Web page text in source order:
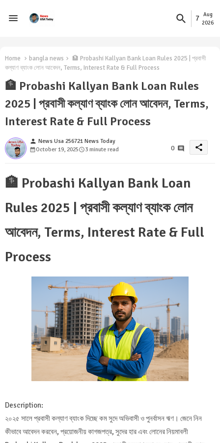
7
Aug
2026
Home bangla news
🏦 Probashi Kallyan Bank Loan Rules 2025 | প্রবাসী
কল্যাণ ব্যাংক লোন আবেদন, Terms, Interest Rate & Full Process
🏦 Probashi Kallyan Bank Loan Rules
2025 | প্রবাসী কল্যাণ ব্যাংক লোন আবেদন, Terms,
Interest Rate & Full Process
person News Usa 256721 News Today
October 19, 2025
3 minute read 0 share
🏦 Probashi Kallyan Bank Loan
Rules 2025 | প্রবাসী কল্যাণ ব্যাংক লোন
আবেদন, Terms, Interest Rate & Full
Process
Description:
২০২৫ সালে প্রবাসী কল্যাণ ব্যাংক দিচ্ছে কম সুদে অভিবাসী ও পুনর্বাসন ঋণ। জেনে নিন
কীভাবে আবেদন করবেন, প্রয়োজনীয় কাগজপত্র, সুদের হার এবং লোনের নিয়মাবলী